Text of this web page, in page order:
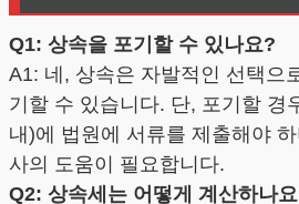
Q1: 상속을 포기할 수 있나요?
A1: 네, 상속은 자발적인 선택으
기할 수 있습니다. 단, 포기할 경
내)에 법원에 서류를 제출해야
사의 도움이 필요합니다.
Q2: 상속세는 어떻게 계산하나